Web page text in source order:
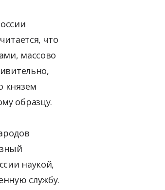
что
массово
князем
образцу.
наукой,
службу.